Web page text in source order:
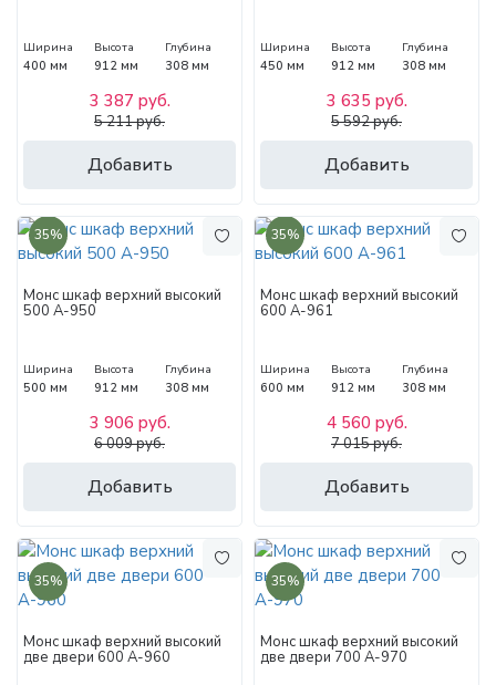
Ширина
400 мм
Высота
912 мм
Глубина
308 мм
Добавить
3 387 руб.
5 211 руб.
Ширина
450 мм
Высота
912 мм
Глубина
308 мм
Добавить
3 635 руб.
5 592 руб.
35%
Монс шкаф верхний высокий
500 А-950
Ширина
500 мм
Высота
912 мм
Глубина
308 мм
Добавить
3 906 руб.
6 009 руб.
35%
Монс шкаф верхний высокий
600 А-961
Ширина
600 мм
Высота
912 мм
Глубина
308 мм
Добавить
4 560 руб.
7 015 руб.
35%
Монс шкаф верхний высокий
две двери 600 А-960
35%
Монс шкаф верхний высокий
две двери 700 А-970